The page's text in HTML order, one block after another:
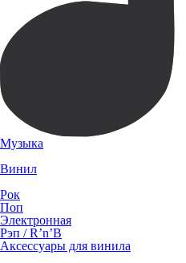
Музыка
Винил
Рок
Поп
Электронная
Рэп / R’n’B
Аксессуары для винила